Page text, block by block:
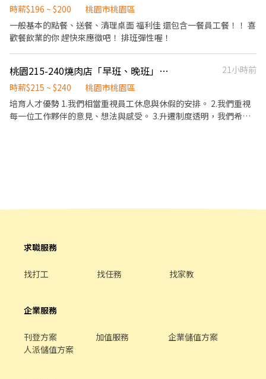
供加班費 時薪制契約，薪資以該任職店鋪時薪為主 【介紹制度】 歡
迎介紹親朋好友一同任職，介紹獎金拿不完 依介紹職位及任職期間
不同，發放3000~5000元介紹獎金
時薪$196 ~ $200
桃園市桃園區
一般基本的點餐、送餐、清理桌面 福利佳 還包含一餐員工餐！！ 喜
歡餐飲業的你 趕快來應徵吧！ 排班彈性喔！
桃園215-240燒肉店「早班、晚班」外場服務人員
21小時前
時薪$215 ~ $240
桃園市桃園區
培育人才優勢 1.我們相當重視員工休息與休假的安排。 2.我們重視
每一位工作夥伴的意見、想法與感受。 3.升遷制度透明，我們希望
求職服務
找打工 找任務 找家教
企業服務
刊登方案 加值服務
企業儲值方案
人派儲值方案